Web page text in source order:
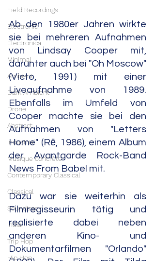
Field Recordings
Electronic
Electronica
Minimal
Ambient
Dark Ambient
Drone
Abstract
Industrial
Musique concrète
Contemporary Classical
Classical
Soundtrack
India
Trip Hop
Hip Hop
Ab den 1980er Jahren wirkte
sie bei mehreren Aufnahmen
von Lindsay Cooper mit,
darunter auch bei "Oh Moscow"
(Victo, 1991) mit einer
Liveaufnahme von 1989.
Ebenfalls im Umfeld von
Cooper machte sie bei den
Aufnahmen von "Letters
Home" (Rē, 1986), einem Album
der Avantgarde Rock-Band
News From Babel mit.
Dazu war sie weiterhin als
Filmregisseurin tätig und
realisierte dabei neben
anderen Kino- und
Dokumentarfilmen "Orlando"